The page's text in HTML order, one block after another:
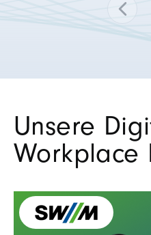
Unsere
Workplace